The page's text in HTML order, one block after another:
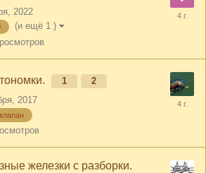
2022
(и ещё 1 )
1
2
2017
клапан
железки с разборки.